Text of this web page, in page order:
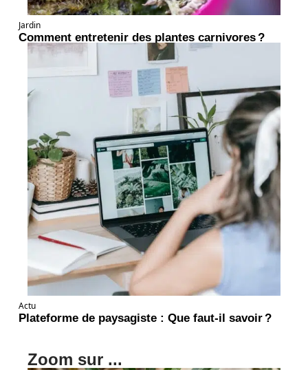
Jardin
Comment entretenir des plantes carnivores ?
Actu
Plateforme de paysagiste : Que faut-il savoir ?
Zoom sur ...